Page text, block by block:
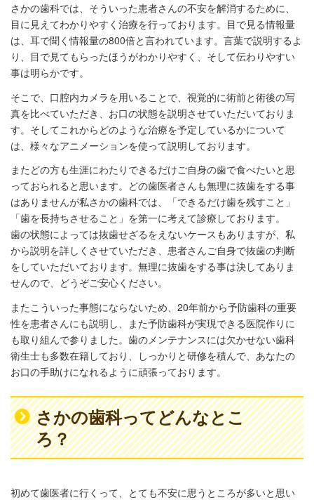
さかの歯科では、そういった患者さんの不安を解消するために、
目に見えてわかりやすく治療を行っております。目で見る情報量
は、耳で聞く情報量の800倍と言われています。言葉で説明するよ
り、目で見てもらったほうがわかりやすく、そして伝わりやすい
事は明らかです。
そこで、口腔内カメラを用いることで、視覚的に術前と術後の写
真を比べていただき、お口の状態を説明させていただいておりま
す。そしてこれからどのような治療を予定しているかについて
は、様々なアニメーションを使って説明しております。
またどの方も生涯にわたりできるだけご自身の歯で食べたいと思
っておられると思います。どの歯医者さんも無理に抜歯をする事
はありませんが私さかの歯科では、「できるだけ歯を残すこと」
「歯を長持ちさせること」を第一に考えて診療しております。
歯の状態によっては抜歯せざるをえないケースもありますが、私
から説明を詳しくさせていただき、患者さんご自身で抜歯の判断
をしていただいております。無理に抜歯をする事は決してありま
せんので、どうぞご安心ください。
またこういった事態にならないため、20年前から予防歯科の重要
性を患者さんにも説明し、また予防歯科が実現できる医院作りに
も取り組んで参りました。歯のメンテナンスには欠かせない歯科
衛生士も多数在籍しており、しっかりと研修を積んで、あなたの
お口の手助けになれるように頑張っております。
さかの歯科ってどんなとこ
ろ？
初めて歯医者に行くって、とても不安に思うところが多いと思い